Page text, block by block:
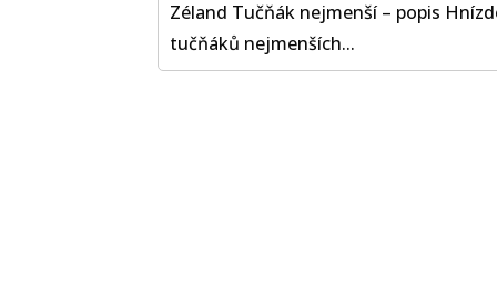
Zéland Tučňák nejmenší – popis
tučňáků nejmenších...